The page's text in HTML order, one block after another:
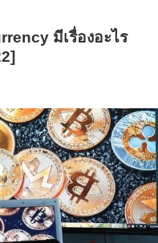
มีเรื่องอะไร